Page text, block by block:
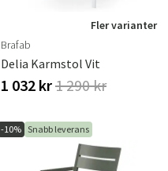
Fler varianter
Brafab
Delia Karmstol Vit
1 032 kr1 290 kr
-10% Snabb leverans